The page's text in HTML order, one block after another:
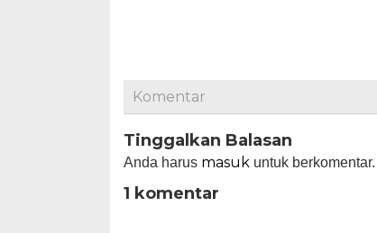
Komentar
Tinggalkan Balasan
Anda harus masuk untuk berkomentar.
1 komentar